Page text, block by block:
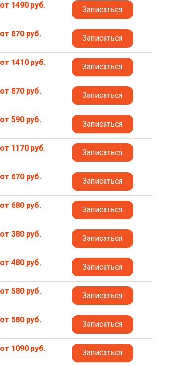
от 1490 руб. Записаться
от 870 руб. Записаться
от 1410 руб. Записаться
от 870 руб. Записаться
от 590 руб. Записаться
от 1170 руб. Записаться
от 670 руб. Записаться
от 680 руб. Записаться
от 380 руб. Записаться
от 480 руб. Записаться
от 580 руб. Записаться
от 580 руб. Записаться
от 1090 руб. Записаться